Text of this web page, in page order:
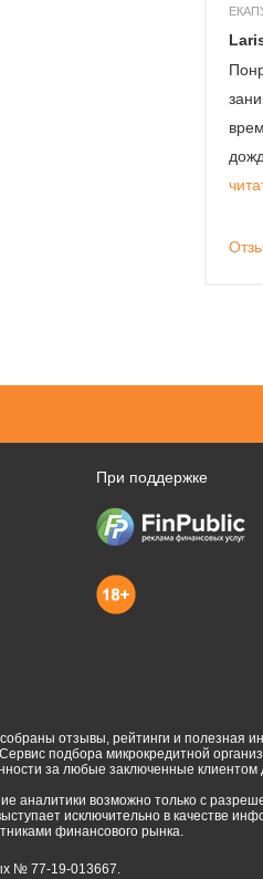
При поддержке
отзывы, рейтинги и полезная
подбора микрокредитной
за любые заключенные клиентом
аналитики возможно только с
исключительно в качестве
финансового рынка.
№ 77-19-013667.